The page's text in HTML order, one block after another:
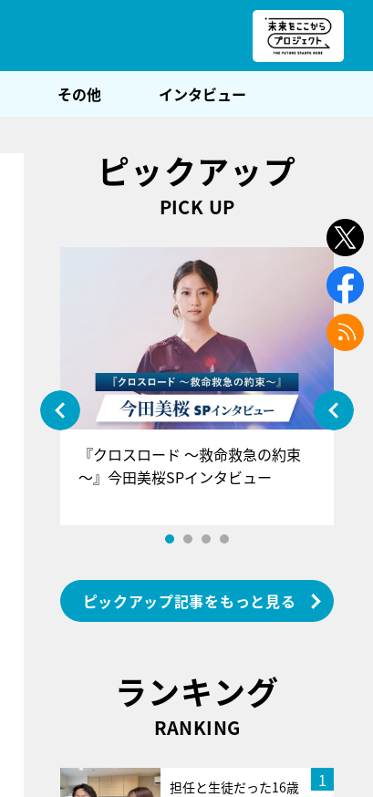
その他 インタビュー
ピックアップ
PICK UP
『クロスロード ～救命救急の約束
～』今田美桜SPインタビュー
ピックアップ記事をもっと見る
ランキング
RANKING
1
担任と生徒だった16歳